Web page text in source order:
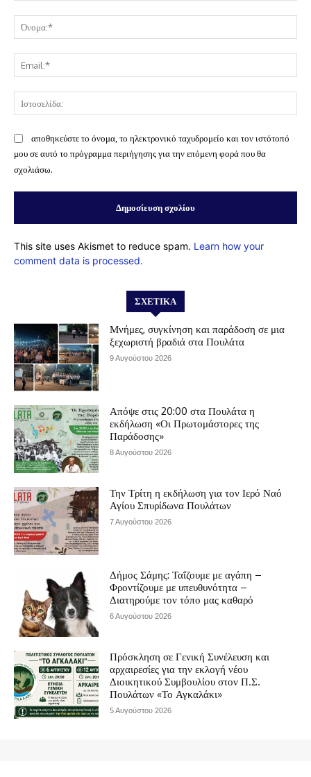
αποθηκεύστε το όνομα, το ηλεκτρονικό ταχυδρομείο και τον ιστότοπό
μου σε αυτό το πρόγραμμα περιήγησης για την επόμενη φορά που θα
σχολιάσω.
This site uses Akismet to reduce spam. Learn how your
comment data is processed.
ΣΧΕΤΙΚΆ
Μνήμες, συγκίνηση και παράδοση σε μια
ξεχωριστή βραδιά στα Πουλάτα
9 Αυγούστου 2026
Απόψε στις 20:00 στα Πουλάτα η
εκδήλωση «Οι Πρωτομάστορες της
Παράδοσης»
8 Αυγούστου 2026
Την Τρίτη η εκδήλωση για τον Ιερό Ναό
Αγίου Σπυρίδωνα Πουλάτων
7 Αυγούστου 2026
Δήμος Σάμης: Ταΐζουμε με αγάπη –
Φροντίζουμε με υπευθυνότητα –
Διατηρούμε τον τόπο μας καθαρό
6 Αυγούστου 2026
Πρόσκληση σε Γενική Συνέλευση και
αρχαιρεσίες για την εκλογή νέου
Διοικητικού Συμβουλίου στον Π.Σ.
Πουλάτων «Το Αγκαλάκι»
5 Αυγούστου 2026